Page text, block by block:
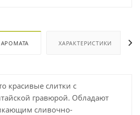
ХАРАКТЕРИСТИКИ
красивые слитки с
гравюрой. Обладают
сливочно-